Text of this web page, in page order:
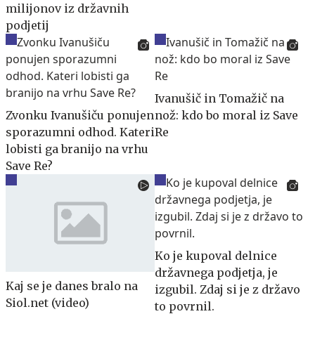
milijonov iz državnih
podjetij
Zvonku Ivanušiču ponujen
sporazumni odhod. Kateri
lobisti ga branijo na vrhu
Save Re?
Ivanušič in Tomažič na
nož: kdo bo moral iz Save
Re
Kaj se je danes bralo na
Siol.net (video)
Ko je kupoval delnice
državnega podjetja, je
izgubil. Zdaj si je z državo
to povrnil.